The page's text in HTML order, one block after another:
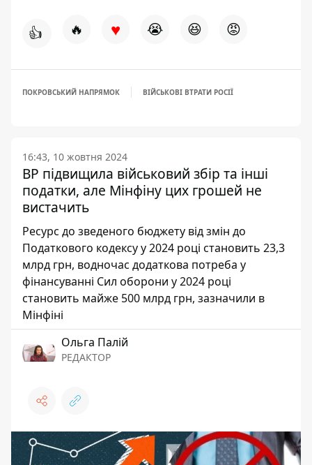
👍 🔥 ♥ 😭 😆 😡
ПОКРОВСЬКИЙ НАПРЯМОК ВІЙСЬКОВІ ВТРАТИ РОСІЇ
16:43, 10 жовтня 2024
ВР підвищила військовий збір та інші
податки, але Мінфіну цих грошей не
вистачить
Ресурс до зведеного бюджету від змін до
Податкового кодексу у 2024 році становить 23,3
млрд грн, водночас додаткова потреба у
фінансуванні Сил оборони у 2024 році
становить майже 500 млрд грн, зазначили в
Мінфіні
Ольга Палій
РЕДАКТОР